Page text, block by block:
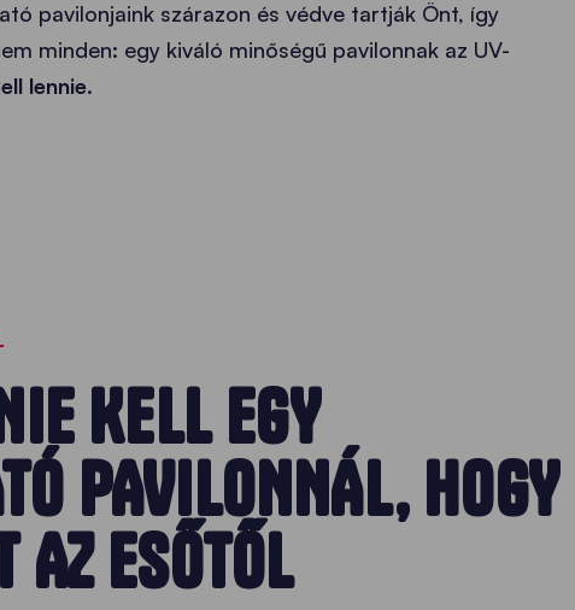
pavilonjaink szárazon és védve tartják Önt, így
minden: egy kiváló minőségű pavilonnak az UV-
lennie.
KELL EGY
PAVILONNÁL, HOGY
AZ ESŐTŐL